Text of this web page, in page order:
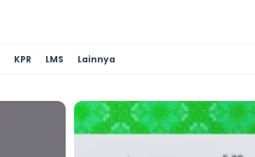
KPR LMS Lainnya